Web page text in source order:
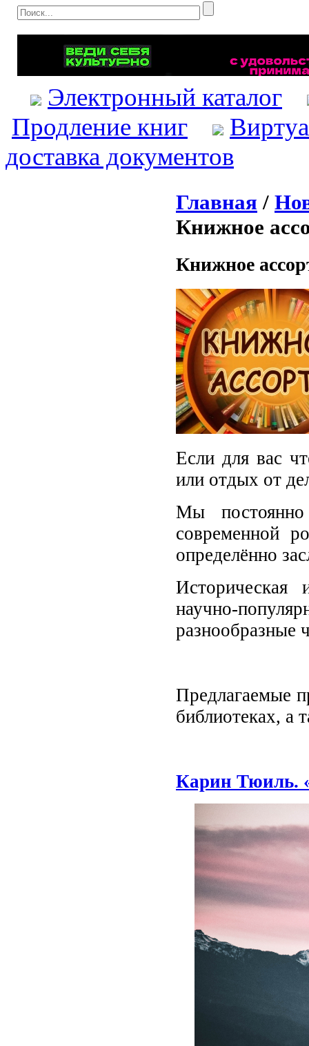
Электронный каталог
Продление книг
доставка документов
Главная /
Книжное
Книжное
Если для вас
или отдых от
Мы постоянно
современной
определённо
Историческая
научно-
разнообразные
Предлагаемые
библиотеках, а
Карин Тюиль.